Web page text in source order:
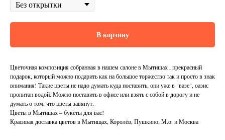
В корзину
Цветочная композиция собранная в нашем салоне в Мытищах , прекрасный
подарок, который можно подарить как на большое торжество так и просто в знак
внимания! Такие цветы не надо думать куда поставить, они уже в "вазе", оазис
пропитан водой. Можно поставить в офисе или взять с собой в дорогу и не
думать о том, что цветы завянут.
Цветы в Мытищах – букеты для вас!
Красивая доставка цветов в Мытищах, Королёв, Пушкино, М.о. и Москва